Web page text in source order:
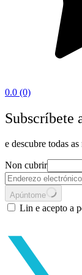
0.0 (0)
Subscríbete
e descubre todas
Non cubrir
Apúntome
Lin e acepto a